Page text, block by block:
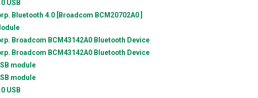
USB
Bluetooth 4.0 [Broadcom BCM20702A0 ]
Broadcom BCM43142A0 Bluetooth Device
Broadcom BCM43142A0 Bluetooth Device
module
module
USB